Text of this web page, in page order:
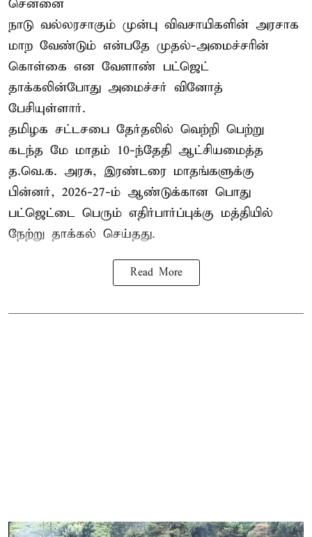
சென்னை
நாடு வல்லரசாகும் முன்பு விவசாயிகளின் அரசாக
மாற வேண்டும் என்பதே முதல்-அமைச்சரின்
கொள்கை என வேளாண் பட்ஜெட்
தாக்கலின்போது அமைச்சர் வினோத்
பேசியுள்ளார்.
தமிழக சட்டசபை தேர்தலில் வெற்றி பெற்று
கடந்த மே மாதம் 10-ந்தேதி ஆட்சியமைத்த
த.வெ.க. அரசு, இரண்டரை மாதங்களுக்கு
பின்னர், 2026-27-ம் ஆண்டுக்கான பொது
பட்ஜெட்டை பெரும் எதிர்பார்ப்புக்கு மத்தியில்
நேற்று தாக்கல் செய்தது.
Read More